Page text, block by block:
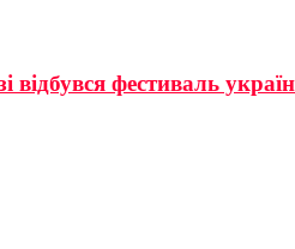
відбувся фестиваль